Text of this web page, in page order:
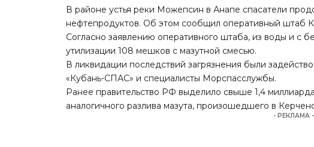
В районе устья реки Можепсин в Анапе спасатели
нефтепродуктов. Об этом сообщил оперативный штаб
Согласно заявлению оперативного штаба, из воды и с
утилизации 108 мешков с мазутной смесью.
В ликвидации последствий загрязнения были
«Кубань-СПАС» и специалисты Морспасслужбы.
Ранее правительство РФ выделило свыше 1,4
аналогичного разлива мазута, произошедшего в
- РЕКЛАМА -